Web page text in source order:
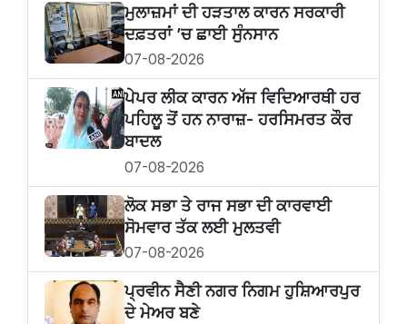
ਮੁਲਾਜ਼ਮਾਂ ਦੀ ਹੜਤਾਲ ਕਾਰਨ ਸਰਕਾਰੀ
ਦਫ਼ਤਰਾਂ ’ਚ ਛਾਈ ਸੁੰਨਸਾਨ
07-08-2026
ਪੇਪਰ ਲੀਕ ਕਾਰਨ ਅੱਜ ਵਿਦਿਆਰਥੀ ਹਰ
ਪਹਿਲੂ ਤੋਂ ਹਨ ਨਾਰਾਜ਼- ਹਰਸਿਮਰਤ ਕੌਰ
ਬਾਦਲ
07-08-2026
ਲੋਕ ਸਭਾ ਤੇ ਰਾਜ ਸਭਾ ਦੀ ਕਾਰਵਾਈ
ਸੋਮਵਾਰ ਤੱਕ ਲਈ ਮੁਲਤਵੀ
07-08-2026
ਪ੍ਰਵੀਨ ਸੈਣੀ ਨਗਰ ਨਿਗਮ ਹੁਸ਼ਿਆਰਪੁਰ
ਦੇ ਮੇਅਰ ਬਣੇ